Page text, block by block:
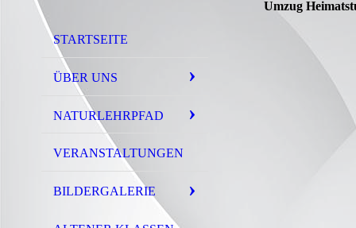
STARTSEITE
ÜBER UNS
NATURLEHRPFAD
VERANSTALTUNGEN
BILDERGALERIE
Umzug